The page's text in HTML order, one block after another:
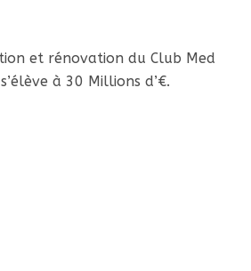
et rénovation du Club Med
à 30 Millions d’€.